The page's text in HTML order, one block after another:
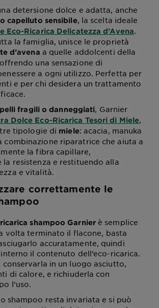
detersione dolce e adatta, anche
capelluto sensibile, la scelta ideale
Eco-Ricarica Delicatezza d’Avena.
la famiglia, unisce le proprietà
d’avena a quelle addolcenti della
una sensazione di
a ogni utilizzo. Perfetta per
e per chi desidera un trattamento
fragili o danneggiati, Garnier
Dolce Eco-Ricarica Tesori di Miele,
tipologie di miele: acacia, manuka
combinazione riparatrice che aiuta a
la fibra capillare,
la resistenza e restituendo alla
e vitalità.
correttamente le
ricarica shampoo Garnierè semplice
volta terminato il flacone, basta
accuratamente, quindi
il contenuto dell’eco-ricarica.
conservarla in un luogo asciutto,
di calore, e richiuderla con
l’uso.
shampoo resta invariata e si può